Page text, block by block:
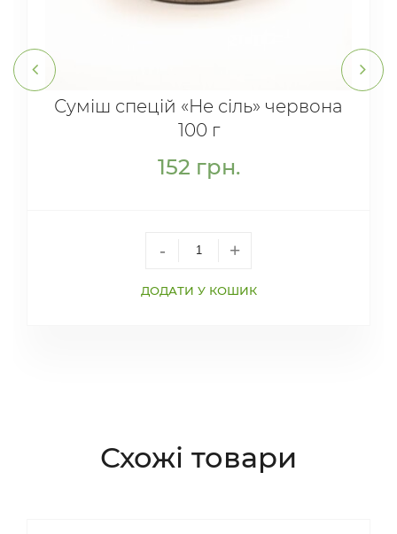
Суміш спецій «Не сіль» червона
100 г
152 грн.
- +
ДОДАТИ У КОШИК
Схожі товари